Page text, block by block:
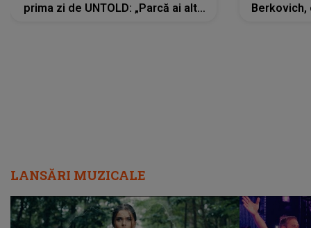
prima zi de UNTOLD: „Parcă ai altă
Berkovich,
LANSĂRI MUZICALE